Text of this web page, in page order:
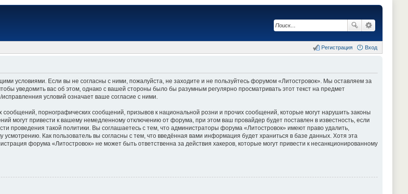
Вход
Регистрация
условиями. Если вы не согласны с ними, пожалуйста, не заходите и не пользуйтесь форумом «Литостровок». Мы оставляем за
уведомить вас об этом, однако с вашей стороны было бы разумным регулярно просматривать этот текст на предмет
условий означает ваше согласие с ними.
порнографических сообщений, призывов к национальной розни и прочих сообщений, которые могут нарушить законы
могут привести к вашему немедленному отключению от форума, при этом ваш провайдер будет поставлен в известность, если
проведения такой политики. Вы соглашаетесь с тем, что администраторы форума «Литостровок» имеют право удалить,
Как пользователь вы согласны с тем, что введённая вами информация будет храниться в базе данных. Хотя эта
форума «Литостровок» не может быть ответственна за действия хакеров, которые могут привести к несанкционированному